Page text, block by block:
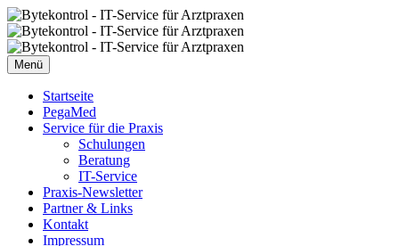
Zum
Inhalt
springen
Menü
Startseite
PegaMed
Service für die Praxis
Schulungen
Beratung
IT-Service
Praxis-Newsletter
Partner & Links
Kontakt
Impressum